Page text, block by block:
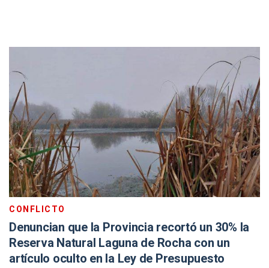
CONFLICTO
Denuncian que la Provincia recortó un 30% la
Reserva Natural Laguna de Rocha con un
artículo oculto en la Ley de Presupuesto